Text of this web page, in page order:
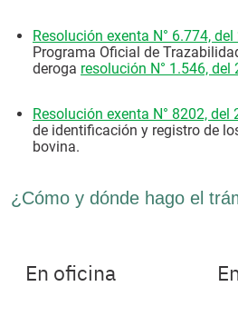
Resolución exenta N° 6.774,
Programa Oficial de
deroga resolución N° 1.546, del
Resolución exenta N° 8202, del
de identificación y registro de
bovina.
¿Cómo y dónde hago el
En oficina